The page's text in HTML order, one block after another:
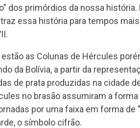
dos primórdios da nossa história.
essa história para tempos mais
as Colunas de Hércules
da Bolívia, a partir da
de prata produzidas na cidade
no brasão assumiram a forma
por uma faixa em forma de
o símbolo cifrão.